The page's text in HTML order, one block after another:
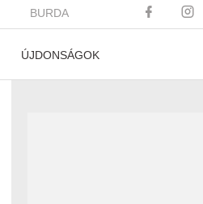
BURDA
ÚJDONSÁGOK